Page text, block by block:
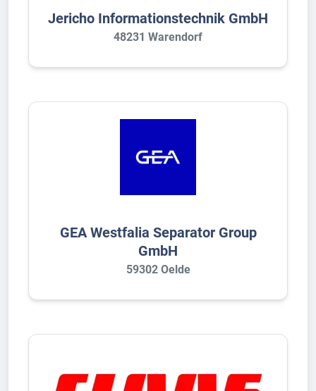
Jericho Informationstechnik GmbH
48231 Warendorf
GEA Westfalia Separator Group
GmbH
59302 Oelde